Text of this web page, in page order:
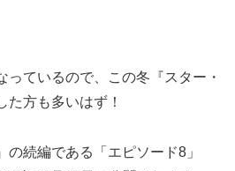
っているので、この冬『スター・
た方も多いはず！
の続編である「エピソード8」